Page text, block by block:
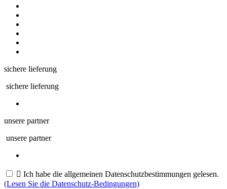
sichere lieferung
sichere lieferung
unsere partner
unsere partner
 Ich habe die allgemeinen Datenschutzbestimmungen gelesen.
(Lesen Sie die Datenschutz-Bedingungen)